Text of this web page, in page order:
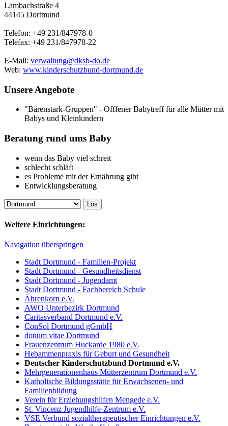
Lambachstraße 4
44145 Dortmund
Telefon: +49 231/847978-0
Telefax: +49 231/847978-22
E-Mail: verwaltung@dksb-do.de
Web: www.kinderschutzbund-dortmund.de
Unsere Angebote
"Bärenstark-Gruppen" - Offfener Babytreff für alle Mütter mit
Babys und Kleinkindern
Beratung rund ums Baby
wenn das Baby viel schreit
schlecht schläft
es Probleme mit der Ernährung gibt
Entwicklungsberatung
Weitere Einrichtungen:
Navigation überspringen
Stadt Dortmund - Familien-Projekt
Stadt Dortmund - Gesundheitsdienst
Stadt Dortmund - Jugendamt
Stadt Dortmund - Fachbereich Schule
Ährenkorn e.V.
AWO Unterbezirk Dortmund
Caritasverband Dortmund e.V.
ConSol Dortmund gGmbH
donum vitae Dortmund
Frauenzentrum Huckarde 1980 e.V.
Hebammenpraxis für Geburt und Gesundheit
Deutscher Kinderschutzbund Dortmund e.V.
Mehrgenerationenhaus Mütterzentrum Dortmund e.V.
Katholische Bildungsstätte für Erwachsenen- und
Familienbildung
Verein für Erziehungshilfen Mengede e.V.
St. Vincenz Jugendhilfe-Zentrum e.V.
VSE Verbund sozialtherapeutischer Einrichtungen e.V.